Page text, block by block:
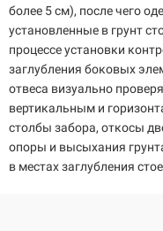
более 5 см), после чего
установленные в грунт
процессе установки
заглубления боковых
отвеса визуально
вертикальным и
столбы забора, откосы
опоры и высыхания
в местах заглубления